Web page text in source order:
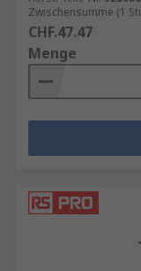
Zwischensumme (1
CHF.47.47
Menge